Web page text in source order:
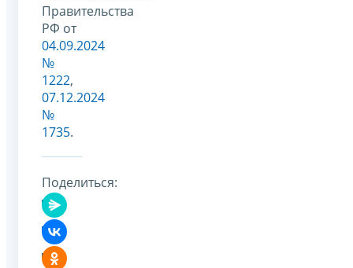
Правительства
РФ от
04.09.2024
№
1222,
07.12.2024
№
1735.
Поделиться: